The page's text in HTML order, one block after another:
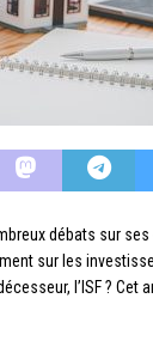
débats sur
sur les
l’ISF ? Cet